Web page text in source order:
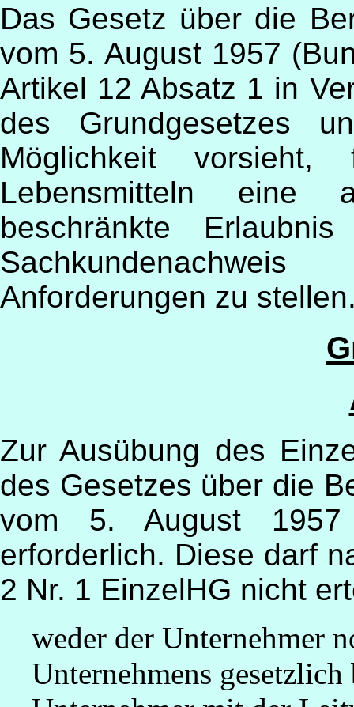
Das Gesetz über die
vom 5. August 1957
Artikel 12 Absatz 1 in
des Grundgesetzes
Möglichkeit
Lebensmitteln eine
beschränkte
Anforderungen zu
Zur Ausübung des
des Gesetzes über die
vom 5. August 1957
erforderlich. Diese darf
2 Nr. 1 EinzelHG nicht
weder der Unternehmer
Unternehmens